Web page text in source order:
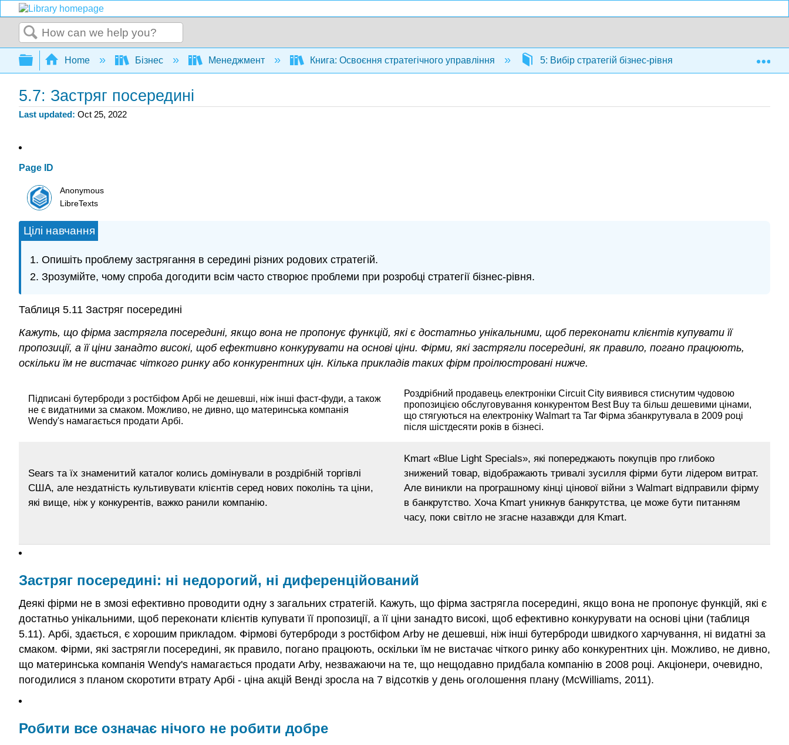
Search
Expand/collapse global hierarchy
Home Бізнес Менеджмент Книга: Освоєння стратегічного управління 5: Вибір стратегій бізнес-рівня 5.7: Застряг
5.7: Застряг посередині
Last updated Oct 25, 2022
Page ID
Anonymous
LibreTexts
Цілі навчання
Опишіть проблему застрягання в середині різних родових стратегій.
Зрозумійте, чому спроба догодити всім часто створює проблеми при розробці стратегії бізнес-рівня.
Таблиця 5.11 Застряг посередині
Кажуть, що фірма застрягла посередині, якщо вона не пропонує функцій, які є достатньо унікальними, щоб переконати клієнтів купувати її
пропозиції, а її ціни занадто високі, щоб ефективно конкурувати на основі ціни. Фірми, які застрягли посередині, як правило, погано працюють,
оскільки їм не вистачає чіткого ринку або конкурентних цін. Кілька прикладів таких фірм проілюстровані нижче.
Підписані бутерброди з ростбіфом Арбі не дешевші, ніж інші фаст-фуди, а також
не є видатними за смаком. Можливо, не дивно, що материнська компанія
Wendy's намагається продати Арбі.
Роздрібний продавець електроніки Circuit City виявився стиснутим чудовою
пропозицією обслуговування конкурентом Best Buy та більш дешевими цінами,
що стягуються на електроніку Walmart та Tar Фірма збанкрутувала в 2009 році
після шістдесяти років в бізнесі.
Sears та їх знаменитий каталог колись домінували в роздрібній торгівлі
США, але нездатність культивувати клієнтів серед нових поколінь та ціни,
які вище, ніж у конкурентів, важко ранили компанію.
Kmart «Blue Light Specials», які попереджають покупців про глибоко
знижений товар, відображають тривалі зусилля фірми бути лідером витрат.
Але виникли на програшному кінці цінової війни з Walmart відправили фірму
в банкрутство. Хоча Kmart уникнув банкрутства, це може бути питанням
часу, поки світло не згасне назавжди для Kmart.
Застряг посередині: ні недорогий, ні диференційований
Деякі фірми не в змозі ефективно проводити одну з загальних стратегій. Кажуть, що фірма застрягла посередині, якщо вона не пропонує функцій, які є
достатньо унікальними, щоб переконати клієнтів купувати її пропозиції, а її ціни занадто високі, щоб ефективно конкурувати на основі ціни (таблиця
5.11). Арбі, здається, є хорошим прикладом. Фірмові бутерброди з ростбіфом Arby не дешевші, ніж інші бутерброди швидкого харчування, ні видатні за
смаком. Фірми, які застрягли посередині, як правило, погано працюють, оскільки їм не вистачає чіткого ринку або конкурентних цін. Можливо, не дивно,
що материнська компанія Wendy's намагається продати Arby, незважаючи на те, що нещодавно придбала компанію в 2008 році. Акціонери, очевидно,
погодилися з планом скоротити втрату Арбі - ціна акцій Венді зросла на 7 відсотків у день оголошення плану (McWilliams, 2011).
Робити все означає нічого не робити добре